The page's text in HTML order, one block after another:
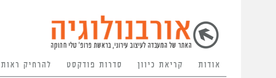
אודות קריאת כיוון סדרות פודקסט להרחיק ראות